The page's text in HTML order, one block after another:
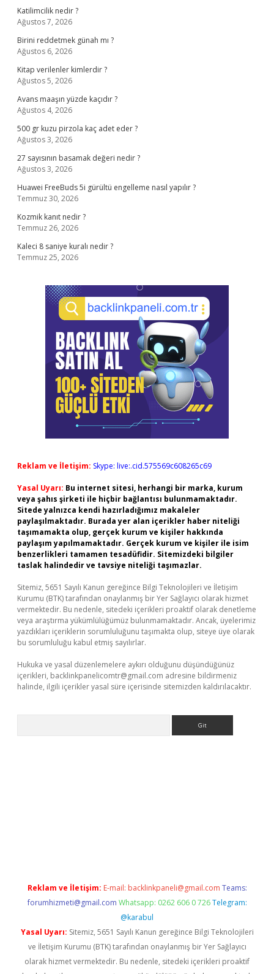
Katilimcilik nedir ?
Ağustos 7, 2026
Birini reddetmek günah mı ?
Ağustos 6, 2026
Kitap verilenler kimlerdir ?
Ağustos 5, 2026
Avans maaşın yüzde kaçıdır ?
Ağustos 4, 2026
500 gr kuzu pirzola kaç adet eder ?
Ağustos 3, 2026
27 sayısının basamak değeri nedir ?
Ağustos 3, 2026
Huawei FreeBuds 5i gürültü engelleme nasıl yapılır ?
Temmuz 30, 2026
Kozmik kanıt nedir ?
Temmuz 26, 2026
Kaleci 8 saniye kuralı nedir ?
Temmuz 25, 2026
Reklam ve İletişim: Skype: live:.cid.575569c608265c69
Yasal Uyarı: Bu internet sitesi, herhangi bir marka, kurum
veya şahıs şirketi ile hiçbir bağlantısı bulunmamaktadır.
Sitede yalnızca kendi hazırladığımız makaleler
paylaşılmaktadır. Burada yer alan içerikler haber niteliği
taşımamakta olup, gerçek kurum ve kişiler hakkında
paylaşım yapılmamaktadır. Gerçek kurum ve kişiler ile isim
benzerlikleri tamamen tesadüfidir. Sitemizdeki bilgiler
taslak halindedir ve tavsiye niteliği taşımazlar.
Sitemiz, 5651 Sayılı Kanun gereğince Bilgi Teknolojileri ve İletişim
Kurumu (BTK) tarafından onaylanmış bir Yer Sağlayıcı olarak hizmet
vermektedir. Bu nedenle, sitedeki içerikleri proaktif olarak denetleme
veya araştırma yükümlülüğümüz bulunmamaktadır. Ancak, üyelerimiz
yazdıkları içeriklerin sorumluluğunu taşımakta olup, siteye üye olarak
bu sorumluluğu kabul etmiş sayılırlar.
Hukuka ve yasal düzenlemelere aykırı olduğunu düşündüğünüz
içerikleri, backlinkpanelicomtr@gmail.com adresine bildirmeniz
halinde, ilgili içerikler yasal süre içerisinde sitemizden kaldırılacaktır.
Reklam ve İletişim: E-mail: backlinkpaneli@gmail.com Teams:
forumhizmeti@gmail.com Whatsapp: 0262 606 0 726 Telegram:
@karabul
Yasal Uyarı: Sitemiz, 5651 Sayılı Kanun gereğince Bilgi Teknolojileri
ve İletişim Kurumu (BTK) tarafından onaylanmış bir Yer Sağlayıcı
olarak hizmet vermektedir. Bu nedenle, sitedeki içerikleri proaktif